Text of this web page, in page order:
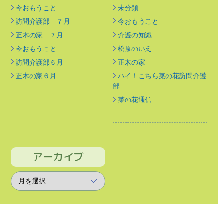
今おもうこと
訪問介護部 ７月
正木の家 ７月
今おもうこと
訪問介護部６月
正木の家６月
未分類
今おもうこと
介護の知識
松原のいえ
正木の家
ハイ！こちら菜の花訪問介護
部
菜の花通信
アーカイブ